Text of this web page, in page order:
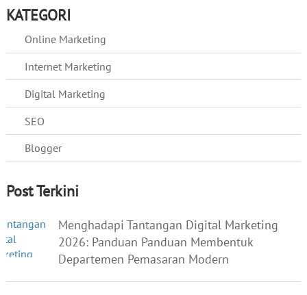
KATEGORI
Online Marketing
Internet Marketing
Digital Marketing
SEO
Blogger
Post Terkini
Menghadapi Tantangan Digital Marketing
2026: Panduan Panduan Membentuk
Departemen Pemasaran Modern